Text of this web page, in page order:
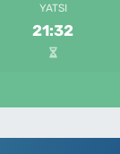
YATSI
21:32